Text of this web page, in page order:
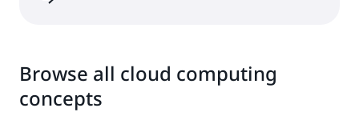
Browse all cloud computing
concepts